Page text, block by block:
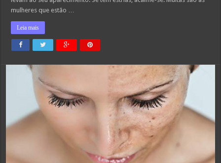
mulheres que estão …
Leia mais